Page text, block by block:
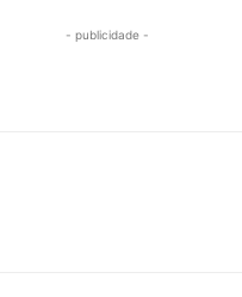
- publicidade -